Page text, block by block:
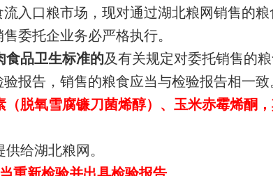
入口粮市场，现对通过湖北粮网销售的
委托企业务必严格执行。
食品卫生标准的及有关规定对委托销售的
验报告，销售的粮食应当与检验报告相一致
脱氧雪腐镰刀菌烯醇）、玉米赤霉烯酮
给湖北粮网。